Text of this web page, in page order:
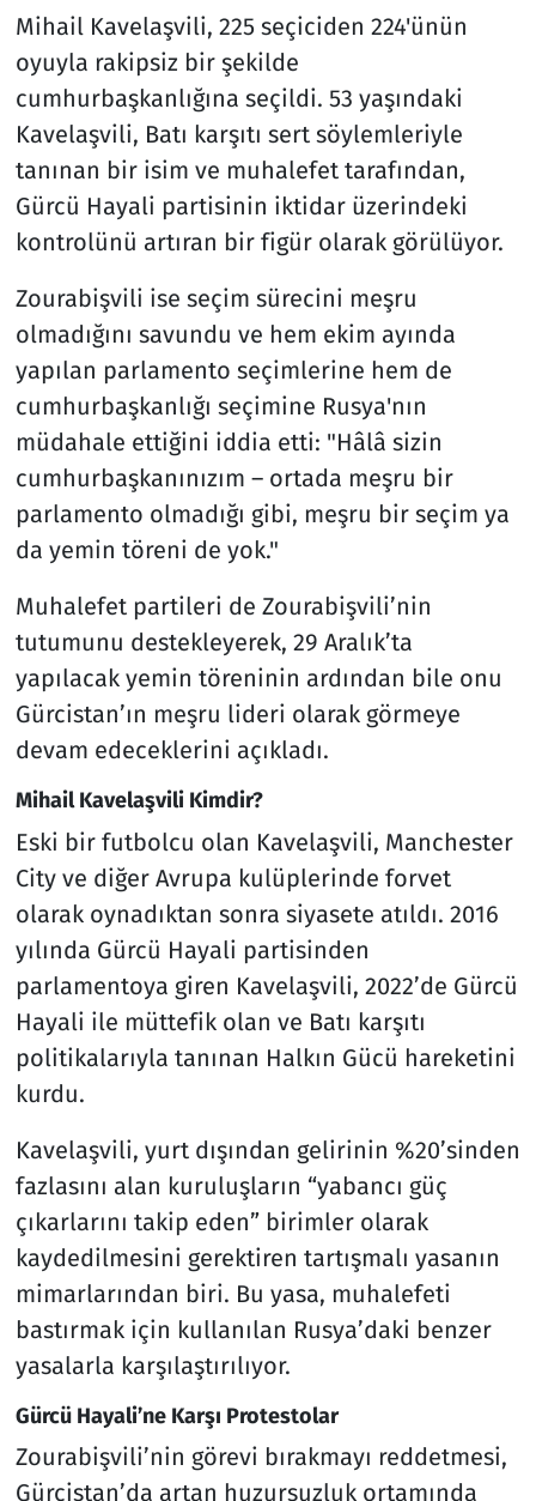
Mihail Kavelaşvili, 225 seçiciden 224'ünün
oyuyla rakipsiz bir şekilde
cumhurbaşkanlığına seçildi. 53 yaşındaki
Kavelaşvili, Batı karşıtı sert söylemleriyle
tanınan bir isim ve muhalefet tarafından,
Gürcü Hayali partisinin iktidar üzerindeki
kontrolünü artıran bir figür olarak görülüyor.
Zourabişvili ise seçim sürecini meşru
olmadığını savundu ve hem ekim ayında
yapılan parlamento seçimlerine hem de
cumhurbaşkanlığı seçimine Rusya'nın
müdahale ettiğini iddia etti: "Hâlâ sizin
cumhurbaşkanınızım – ortada meşru bir
parlamento olmadığı gibi, meşru bir seçim ya
da yemin töreni de yok."
Muhalefet partileri de Zourabişvili’nin
tutumunu destekleyerek, 29 Aralık’ta
yapılacak yemin töreninin ardından bile onu
Gürcistan’ın meşru lideri olarak görmeye
devam edeceklerini açıkladı.
Mihail Kavelaşvili Kimdir?
Eski bir futbolcu olan Kavelaşvili, Manchester
City ve diğer Avrupa kulüplerinde forvet
olarak oynadıktan sonra siyasete atıldı. 2016
yılında Gürcü Hayali partisinden
parlamentoya giren Kavelaşvili, 2022’de Gürcü
Hayali ile müttefik olan ve Batı karşıtı
politikalarıyla tanınan Halkın Gücü hareketini
kurdu.
Kavelaşvili, yurt dışından gelirinin %20’sinden
fazlasını alan kuruluşların “yabancı güç
çıkarlarını takip eden” birimler olarak
kaydedilmesini gerektiren tartışmalı yasanın
mimarlarından biri. Bu yasa, muhalefeti
bastırmak için kullanılan Rusya’daki benzer
yasalarla karşılaştırılıyor.
Gürcü Hayali’ne Karşı Protestolar
Zourabişvili’nin görevi bırakmayı reddetmesi,
Gürcistan’da artan huzursuzluk ortamında